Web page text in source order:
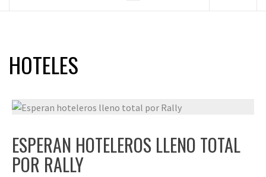
HOTELES
ESPERAN HOTELEROS LLENO TOTAL
POR RALLY